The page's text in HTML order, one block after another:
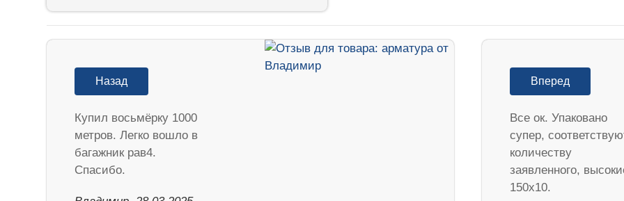
Назад
Купил восьмёрку 1000
метров. Легко вошло в
багажник рав4.
Спасибо.
Вперед
Все ок. Упаковано
супер,
количеству
заявленного,
150х10.